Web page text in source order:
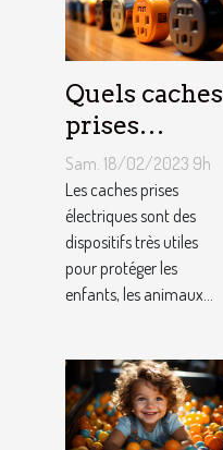
Quels caches
prises
électriques
choisir ?
Sam. 18/02/2023 9h
Les caches prises
électriques sont des
dispositifs très utiles
pour protéger les
enfants, les animaux...